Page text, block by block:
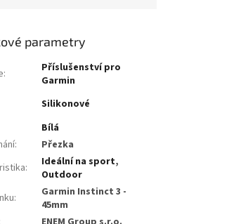
parametry
:
Příslušenství pro
Garmin
Silikonové
Bílá
:
Přezka
: Ideální na sport,
Outdoor
:
Garmin Instinct 3 -
45mm